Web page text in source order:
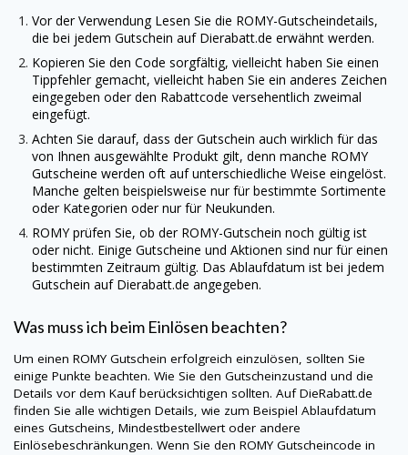
Vor der Verwendung Lesen Sie die ROMY-Gutscheindetails,
die bei jedem Gutschein auf Dierabatt.de erwähnt werden.
Kopieren Sie den Code sorgfältig, vielleicht haben Sie einen
Tippfehler gemacht, vielleicht haben Sie ein anderes Zeichen
eingegeben oder den Rabattcode versehentlich zweimal
eingefügt.
Achten Sie darauf, dass der Gutschein auch wirklich für das
von Ihnen ausgewählte Produkt gilt, denn manche ROMY
Gutscheine werden oft auf unterschiedliche Weise eingelöst.
Manche gelten beispielsweise nur für bestimmte Sortimente
oder Kategorien oder nur für Neukunden.
ROMYprüfen Sie, ob der ROMY-Gutschein noch gültig ist
oder nicht. Einige Gutscheine und Aktionen sind nur für einen
bestimmten Zeitraum gültig. Das Ablaufdatum ist bei jedem
Gutschein auf Dierabatt.de angegeben.
Was muss ich beim Einlösen beachten?
Um einen ROMY Gutschein erfolgreich einzulösen, sollten Sie
einige Punkte beachten. Wie Sie den Gutscheinzustand und die
Details vor dem Kauf berücksichtigen sollten. AufDieRabatt.de
finden Sie alle wichtigen Details, wie zum Beispiel Ablaufdatum
eines Gutscheins, Mindestbestellwert oder andere
Einlösebeschränkungen. Wenn Sie den ROMY Gutscheincode in